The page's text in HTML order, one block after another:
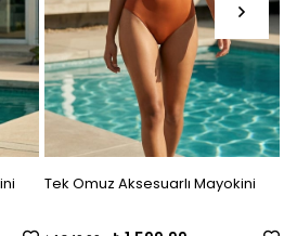
Tek Omuz Aksesuarlı Mayokini Tek